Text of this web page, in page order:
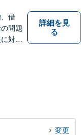
借
問題
対応
詳細を見
る
変更